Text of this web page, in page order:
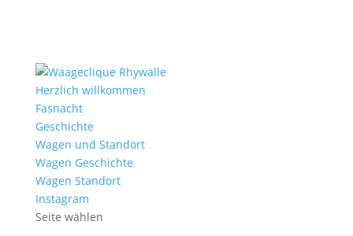
Herzlich willkommen
Fasnacht
Geschichte
Wagen und Standort
Wagen Geschichte
Wagen Standort
Instagram
Seite wählen